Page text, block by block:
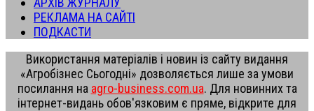
РЕКЛАМА НА САЙТІ
ПОДКАСТИ
Використання матеріалів і новин із сайту видання
«Агробізнес Сьогодні» дозволяється лише за умови
посилання на agro-business.com.ua. Для новинних та
інтернет-видань обов'язковим є пряме, відкрите для